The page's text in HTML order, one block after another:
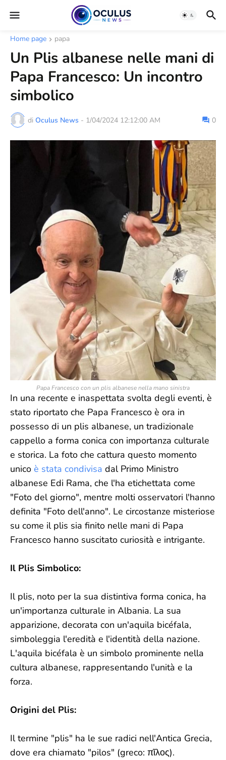
Home page papa
Un Plis albanese nelle mani di
Papa Francesco: Un incontro
simbolico
di Oculus News - 1/04/2024 12:12:00 AM 0
Papa Francesco con un plis albanese nella mano sinistra
In una recente e inaspettata svolta degli eventi, è
stato riportato che Papa Francesco è ora in
possesso di un plis albanese, un tradizionale
cappello a forma conica con importanza culturale
e storica. La foto che cattura questo momento
unico è stata condivisa dal Primo Ministro
albanese Edi Rama, che l'ha etichettata come
"Foto del giorno", mentre molti osservatori l'hanno
definita "Foto dell'anno". Le circostanze misteriose
su come il plis sia finito nelle mani di Papa
Francesco hanno suscitato curiosità e intrigante.
Il Plis Simbolico:
Il plis, noto per la sua distintiva forma conica, ha
un'importanza culturale in Albania. La sua
apparizione, decorata con un'aquila bicéfala,
simboleggia l'eredità e l'identità della nazione.
L'aquila bicéfala è un simbolo prominente nella
cultura albanese, rappresentando l'unità e la
forza.
Origini del Plis:
Il termine "plis" ha le sue radici nell'Antica Grecia,
dove era chiamato "pilos" (greco: πῖλος).